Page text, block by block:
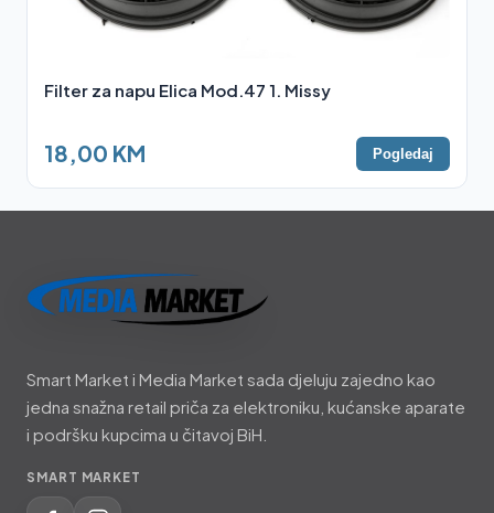
Filter za napu Elica Mod.47 1. Missy
18,00 KM Pogledaj
Smart
i
Media
Market
Smart Market i Media Market sada djeluju zajedno kao
jedna snažna retail priča za elektroniku, kućanske aparate
i podršku kupcima u čitavoj BiH.
SMART MARKET